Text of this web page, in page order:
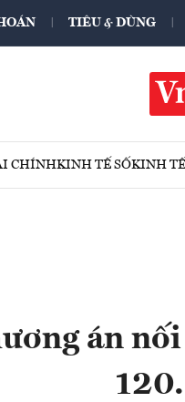
TIÊU & DÙNG
CHÍNHKINH TẾ SỐKINH
án